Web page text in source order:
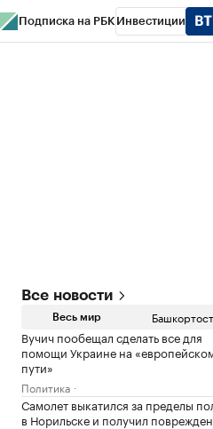
Подписка на РБК Инвестиции
Все новости
Весь мир
Вучич пообещал сделать все для
помощи Украине на
пути»
Политика
Самолет выкатился за пределы
в Норильске и получил